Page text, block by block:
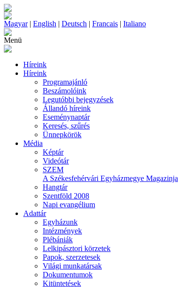
Magyar| English | Deutsch | Francais | Italiano
Menü
Híreink
Híreink
Programajánló
Beszámolóink
Legutóbbi bejegyzések
Állandó híreink
Eseménynaptár
Keresés, szűrés
Ünnepkörök
Média
Képtár
Videótár
SZEM
A Székesfehérvári Egyházmegye Magazinja
Hangtár
Szentföld 2008
Napi evangélium
Adattár
Egyházunk
Intézmények
Plébániák
Lelkipásztori körzetek
Papok, szerzetesek
Világi munkatársak
Dokumentumok
Kitüntetések